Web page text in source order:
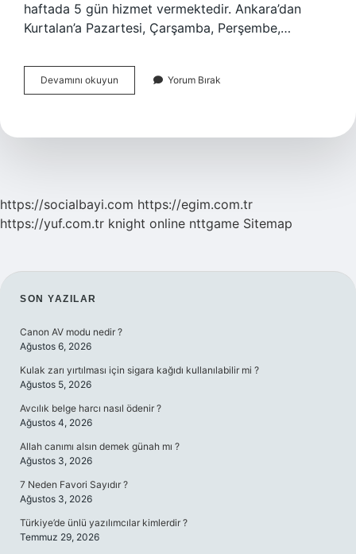
haftada 5 gün hizmet vermektedir. Ankara’dan
Kurtalan’a Pazartesi, Çarşamba, Perşembe,…
Devamını okuyun Kurtalandan
Nerelere
Yorum Bırak
https://socialbayi.com https://egim.com.tr
https://yuf.com.tr knight online nttgame Sitemap
SIDEBAR
SON YAZILAR
Canon AV modu nedir ?
Ağustos 6, 2026
Kulak zarı yırtılması için sigara kağıdı kullanılabilir mi ?
Ağustos 5, 2026
Avcılık belge harcı nasıl ödenir ?
Ağustos 4, 2026
Allah canımı alsın demek günah mı ?
Ağustos 3, 2026
7 Neden Favori Sayıdır ?
Ağustos 3, 2026
Türkiye’de ünlü yazılımcılar kimlerdir ?
Temmuz 29, 2026